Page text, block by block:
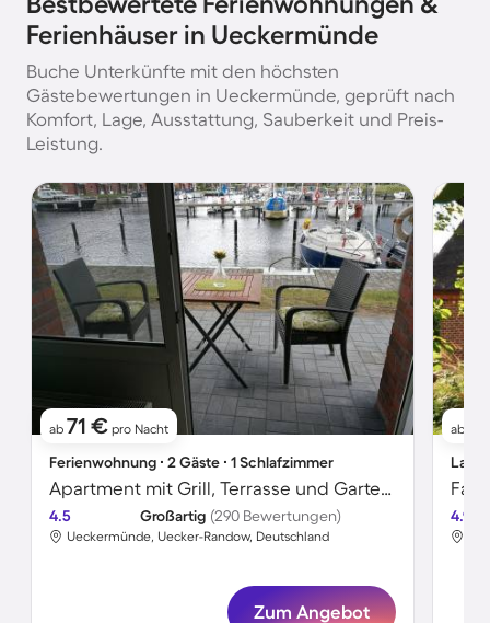
Ferienhäuser in Ueckermünde
Buche Unterkünfte mit den höchsten
Gästebewertungen in Ueckermünde, geprüft nach
Komfort, Lage, Ausstattung, Sauberkeit und Preis-
Leistung.
ab 71 € pro Nacht
Ferienwohnung ∙ 2 Gäste ∙ 1 Schlafzimmer
Apartment mit Grill, Terrasse und Garten | Meerblick
4.5 Großartig (290 Bewertungen)
Ueckermünde, Uecker-Randow, Deutschland
Zum Angebot
ab
4.9